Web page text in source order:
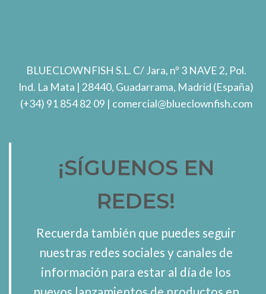
BLUECLOWNFISH S.L. C/ Jara, nº 3 NAVE 2, Pol.
Ind. La Mata | 28440, Guadarrama, Madrid (España)
(+34) 91 854 82 09 | comercial@blueclownfish.com
¡SÍGUENOS EN
REDES!
Recuerda también que puedes seguir
nuestras redes sociales y canales de
información para estar al día de los